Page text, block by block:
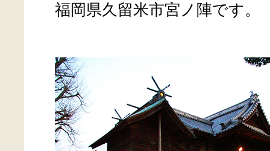
福岡県久留米市宮ノ陣です。